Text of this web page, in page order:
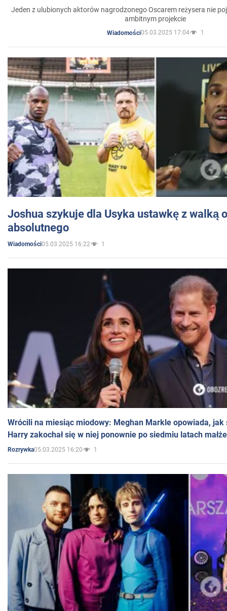
Jeden z ulubionych aktorów nagrodzonego Oscarem reżysera nie
ambitnym projekcie
Wiadomości05.03.2025 17:04 1
Joshua szykuje dla Usyka ustawkę z walką
absolutnego
Wiadomości05.03.2025 16:22 1
Wrócili na miesiąc miodowy: Meghan Markle opowiada, jak
Harry zakochał się w niej ponownie po siedmiu latach
Rozrywka05.03.2025 16:20 1